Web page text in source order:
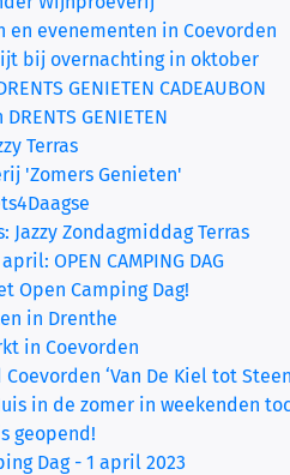
evenementen in Coevorden
bij overnachting in oktober
GENIETEN CADEAUBON
GENIETEN
Terras
'Zomers Genieten'
Jazzy Zondagmiddag Terras
OPEN CAMPING DAG
Open Camping Dag!
in Drenthe
in Coevorden
‘Van De Kiel tot
in de zomer in weekenden
geopend!
Dag - 1 april 2023